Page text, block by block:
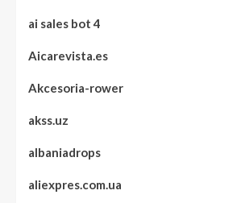
ai sales bot 4
Aicarevista.es
Akcesoria-rower
akss.uz
albaniadrops
aliexpres.com.ua